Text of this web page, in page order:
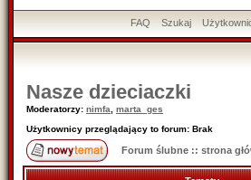
FAQ Szukaj
Nasze dzieciaczki
Moderatorzy: nimfa
marta_ges
Użytkownicy przeglądający to forum: Brak
Forum ślubne :: strona